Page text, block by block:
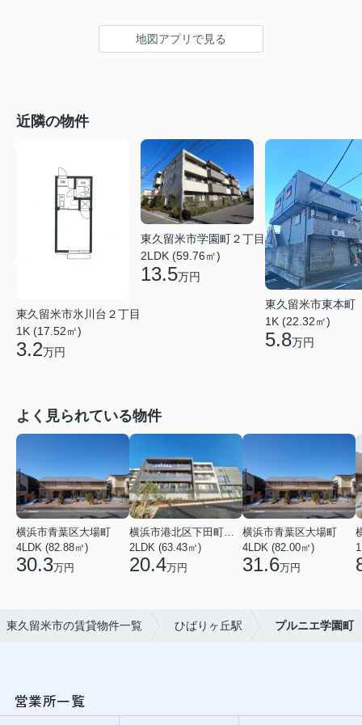
地図アプリで見る
近隣の物件
東久留米市氷川台２丁目
1K (17.52㎡)
3.2万円
東久留米市学園町２丁目
2LDK (59.76㎡)
13.5万円
東久留米市東本町
1K (22.32㎡)
5.8万円
よく見られている物件
横浜市青葉区大場町
4LDK (82.88㎡)
30.3万円
横浜市港北区下田町２丁目
2LDK (63.43㎡)
20.4万円
横浜市青葉区大場町
4LDK (82.00㎡)
31.6万円
東久留米市の賃貸物件一覧 ひばりヶ丘駅 プルニエ学園町
営業所一覧